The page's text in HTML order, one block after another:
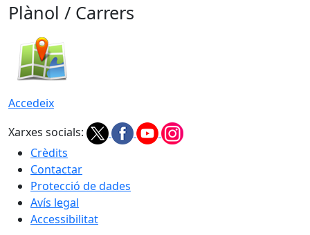
Plànol / Carrers
Accedeix
Xarxes socials:
Crèdits
Contactar
Protecció de dades
Avís legal
Accessibilitat